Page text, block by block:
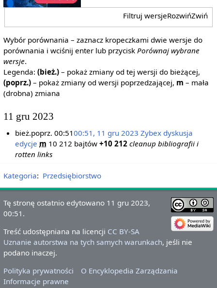
Filtruj wersjeRozwińZwiń
Wybór porównania – zaznacz kropeczkami dwie wersje do
porównania i wciśnij enter lub przycisk Porównaj wybrane
wersje.
Legenda: (bież.)– pokaż zmiany od tej wersji do bieżącej,
(poprz.)– pokaż zmiany od wersji poprzedzającej, m – mała
(drobna) zmiana
11 gru 2023
bież.poprz. 00:5100:51, 11 gru 2023 ‎Zybex dyskusja
edycje m 10 212 bajtów +10 212 ‎cleanup bibliografii i
rotten links
Kategoria: Przedsiębiorstwo
Tę stronę ostatnio edytowano 11 gru 2023,
00:51.
Treść udostępniana na licencji CC BY-SA
Uznanie autorstwa na tych samych warunkach, jeśli nie
podano inaczej.
Polityka prywatności
O Encyklopedia Zarządzania
Informacje prawne